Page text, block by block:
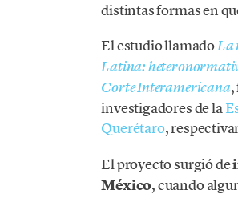
distintas formas en
El estudio llamadoLa
Latina:
Corte Interamericana
investigadores de la
Querétaro,
El proyecto surgió de
México, cuando